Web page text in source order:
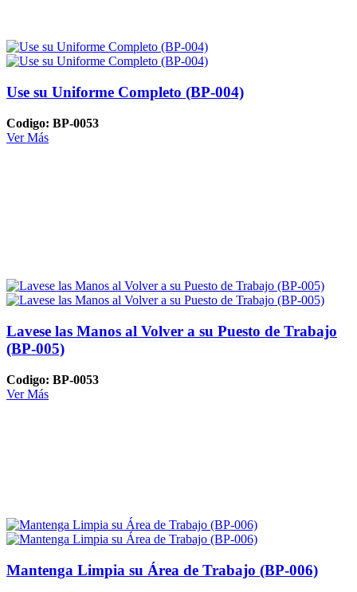
Use su Uniforme Completo (BP-004)
Codigo: BP-0053
Ver Más
Lavese las Manos al Volver a su Puesto de Trabajo
(BP-005)
Codigo: BP-0053
Ver Más
Mantenga Limpia su Área de Trabajo (BP-006)